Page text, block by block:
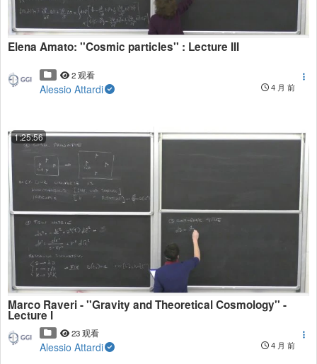
Elena Amato: ''Cosmic particles'' : Lecture III
2 观看
Alessio Attardi 4 月 前
1:25:56
Marco Raveri - ''Gravity and Theoretical Cosmology'' -
Lecture I
23 观看
Alessio Attardi 4 月 前